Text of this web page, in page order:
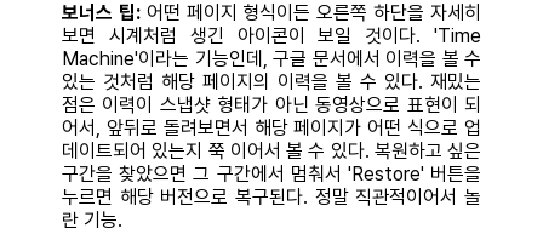
보너스 팁: 어떤 페이지 형식이든 오른쪽 하단을 자세히
보면 시계처럼 생긴 아이콘이 보일 것이다. 'Time
Machine'이라는 기능인데, 구글 문서에서 이력을 볼 수
있는 것처럼 해당 페이지의 이력을 볼 수 있다. 재밌는
점은 이력이 스냅샷 형태가 아닌 동영상으로 표현이 되
어서, 앞뒤로 돌려보면서 해당 페이지가 어떤 식으로 업
데이트되어 있는지 쭉 이어서 볼 수 있다. 복원하고 싶은
구간을 찾았으면 그 구간에서 멈춰서 'Restore' 버튼을
누르면 해당 버전으로 복구된다. 정말 직관적이어서 놀
란 기능.